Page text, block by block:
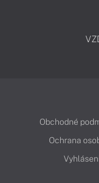
Obchodné
Ochrana